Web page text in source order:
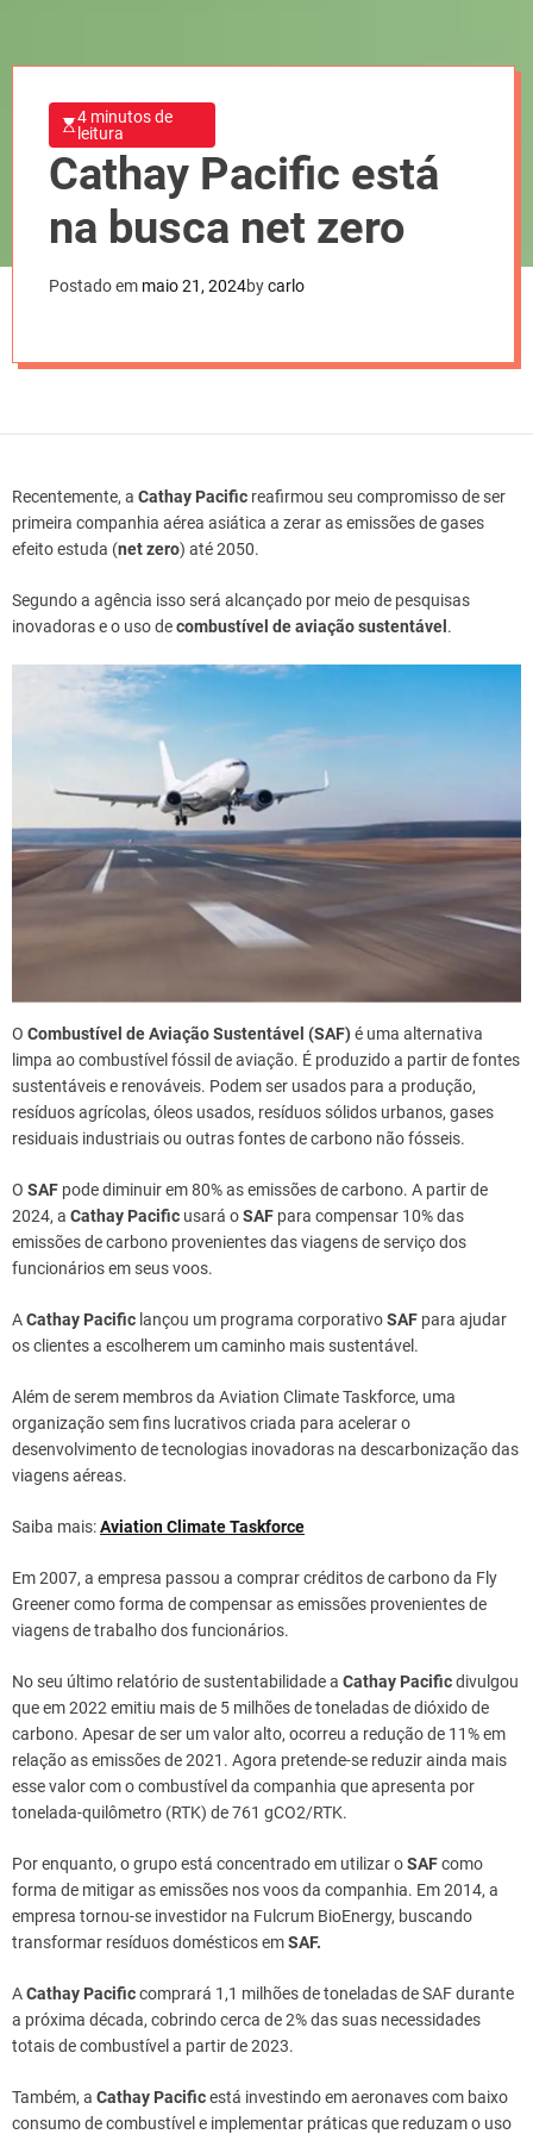
4 minutos de
leitura
Cathay Pacific está
na busca net zero
Postado em maio 21, 2024bycarlo
Recentemente, a Cathay Pacific reafirmou seu compromisso de ser
primeira companhia aérea asiática a zerar as emissões de gases
efeito estuda (net zero) até 2050.
Segundo a agência isso será alcançado por meio de pesquisas
inovadoras e o uso decombustível de aviação sustentável .
O Combustível de Aviação Sustentável (SAF)é uma alternativa
limpa ao combustível fóssil de aviação. É produzido a partir de fontes
sustentáveis ​​e renováveis. Podem ser usados para a produção,
resíduos agrícolas, óleos usados, resíduos sólidos urbanos, gases
residuais industriais ou outras fontes de carbono não fósseis.
O SAF pode diminuir em 80% as emissões de carbono. A partir de
2024, a Cathay Pacific usará oSAF para compensar 10% das
emissões de carbono provenientes das viagens de serviço dos
funcionários em seus voos.
ACathay Pacific lançou um programa corporativoSAF para ajudar
os clientes a escolherem um caminho mais sustentável.
Além de serem membros da Aviation Climate Taskforce, uma
organização sem fins lucrativos criada para acelerar o
desenvolvimento de tecnologias inovadoras na descarbonização das
viagens aéreas.
Saiba mais:Aviation Climate Taskforce
Em 2007, a empresa passou a comprar créditos de carbono da Fly
Greener como forma de compensar as emissões provenientes de
viagens de trabalho dos funcionários.
No seu último relatório de sustentabilidade a Cathay Pacificdivulgou
que em 2022 emitiu mais de 5 milhões de toneladas de dióxido de
carbono. Apesar de ser um valor alto, ocorreu a redução de 11% em
relação as emissões de 2021. Agora pretende-se reduzir ainda mais
esse valor com o combustível da companhia que apresenta por
tonelada-quilômetro (RTK) de 761 gCO2/RTK.
Por enquanto, o grupo está concentrado em utilizar oSAFcomo
forma de mitigar as emissões nos voos da companhia. Em 2014, a
empresa tornou-se investidor na Fulcrum BioEnergy, buscando
transformar resíduos domésticos emSAF.
ACathay Pacificcomprará 1,1 milhões de toneladas de SAF durante
a próxima década, cobrindo cerca de 2% das suas necessidades
totais de combustível a partir de 2023.
Também, a Cathay Pacificestá investindo em aeronaves com baixo
consumo de combustível e implementar práticas que reduzam o uso